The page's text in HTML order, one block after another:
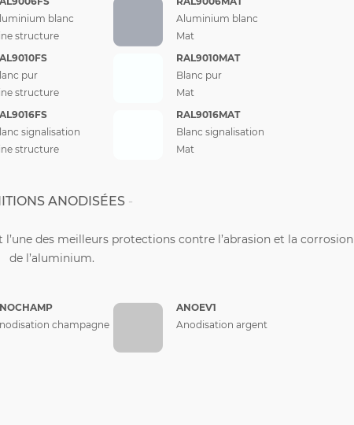
blanc
structure
Aluminium blanc
Mat
pur
structure
RAL9010MAT
Blanc pur
Mat
signalisation
structure
RAL9016MAT
Blanc signalisation
Mat
ANODISÉES
des meilleurs protections contre l’abrasion et la corrosion
de l’aluminium.
champagne
ANOEV1
Anodisation argent